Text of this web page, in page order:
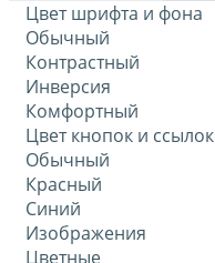
Цвет шрифта и фона
Обычный
Контрастный
Инверсия
Комфортный
Цвет кнопок и ссылок
Обычный
Красный
Синий
Изображения
Цветные